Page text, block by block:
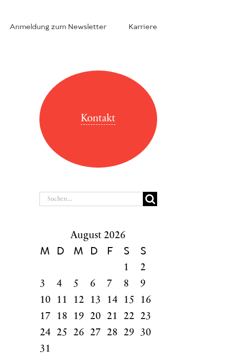
Anmeldung zum Newsletter Karriere
Kontakt
Suche
August 2026
M D M D F S S
1
2
3
4 5 6 7 8
9
10
11 12 13 14 15
16
17
18 19 20 21 22
23
24
25 26 27 28 29
30
31